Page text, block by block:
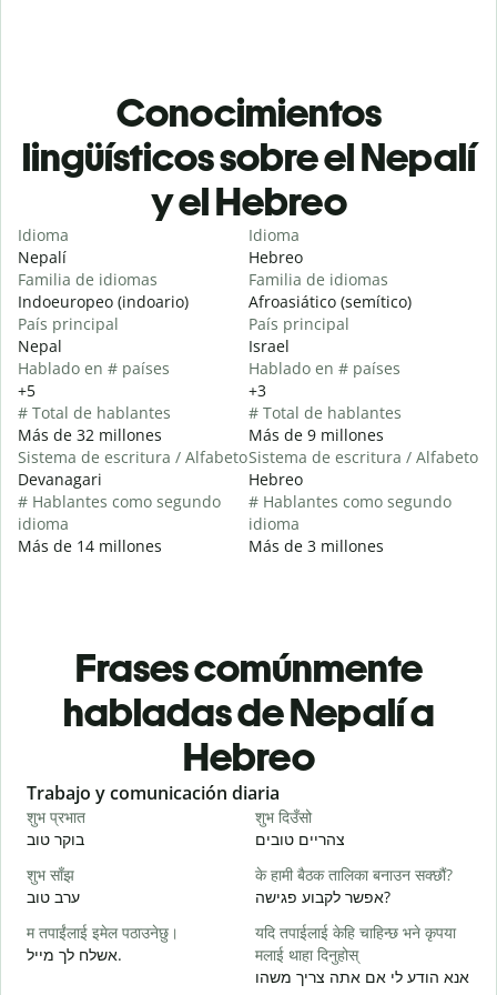
Conocimientos
lingüísticos sobre el Nepalí
y el Hebreo
Idioma
Nepalí
Familia de idiomas
Indoeuropeo (indoario)
País principal
Nepal
Hablado en # países
+5
# Total de hablantes
Más de 32 millones
Sistema de escritura / Alfabeto
Devanagari
# Hablantes como segundo
idioma
Más de 14 millones
Idioma
Hebreo
Familia de idiomas
Afroasiático (semítico)
País principal
Israel
Hablado en # países
+3
# Total de hablantes
Más de 9 millones
Sistema de escritura / Alfabeto
Hebreo
# Hablantes como segundo
idioma
Más de 3 millones
Frases comúnmente
habladas de Nepalí a
Hebreo
Slide 1 of 6
Trabajo y comunicación diaria
शुभ प्रभात
בוקר טוב
शुभ दिउँसो
צהריים טובים
शुभ साँझ
ערב טוב
के हामी बैठक तालिका बनाउन सक्छौं?
אפשר לקבוע פגישה?
म तपाईंलाई इमेल पठाउनेछु।
אשלח לך מייל.
यदि तपाईलाई केहि चाहिन्छ भने कृपया
मलाई थाहा दिनुहोस्
אנא הודע לי אם אתה צריך משהו